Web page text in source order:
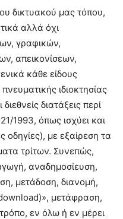
δικτυακού μας τόπου,
αλλά όχι
γραφικών,
απεικονίσεων,
κάθε είδους
ιδιοκτησίας
διατάξεις περί
1993, όπως ισχύει και
οδηγίες), με εξαίρεση τα
τρίτων. Συνεπώς,
αναδημοσίευση,
μετάδοση, διανομή,
μετάφραση,
εν όλω ή εν μέρει